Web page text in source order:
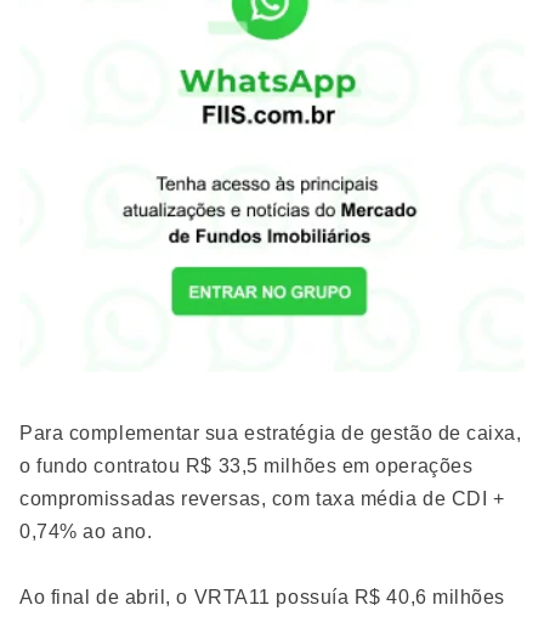
Para complementar sua estratégia de gestão de caixa,
o fundo contratou R$ 33,5 milhões em operações
compromissadas reversas, com taxa média de CDI +
0,74% ao ano.
Ao final de abril, o VRTA11 possuía R$ 40,6 milhões